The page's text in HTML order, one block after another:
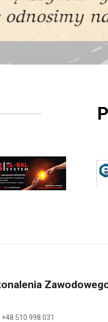
+48 510 998 031